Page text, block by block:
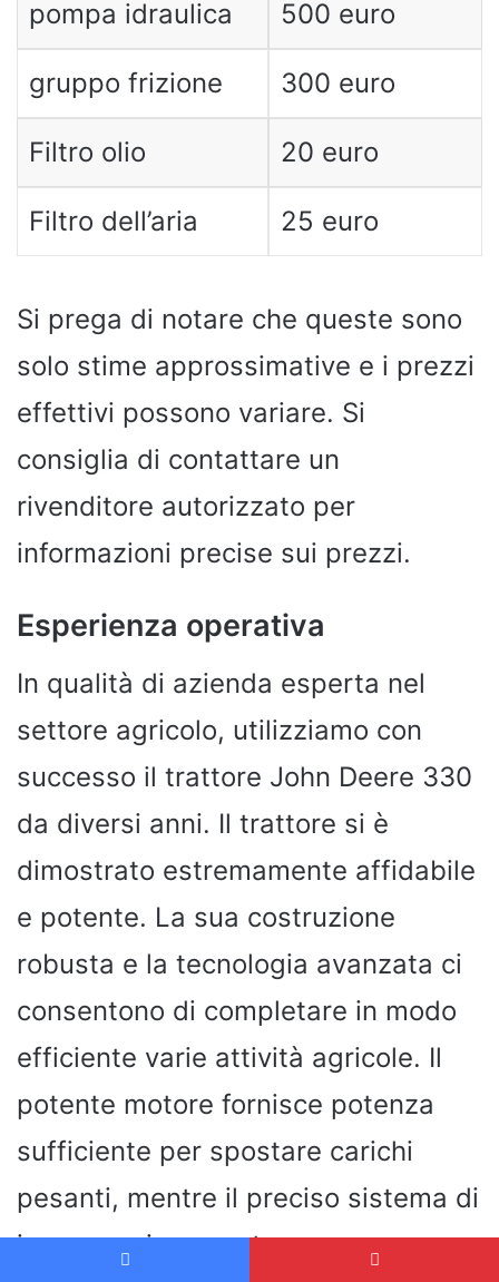
pompa idraulica 500 euro
gruppo frizione 300 euro
Filtro olio 20 euro
Filtro dell’aria 25 euro
Si prega di notare che queste sono
solo stime approssimative e i prezzi
effettivi possono variare. Si
consiglia di contattare un
rivenditore autorizzato per
informazioni precise sui prezzi.
Esperienza operativa
In qualità di azienda esperta nel
settore agricolo, utilizziamo con
successo il trattore John Deere 330
da diversi anni. Il trattore si è
dimostrato estremamente affidabile
e potente. La sua costruzione
robusta e la tecnologia avanzata ci
consentono di completare in modo
efficiente varie attività agricole. Il
potente motore fornisce potenza
sufficiente per spostare carichi
pesanti, mentre il preciso sistema di
ingranaggi consente un